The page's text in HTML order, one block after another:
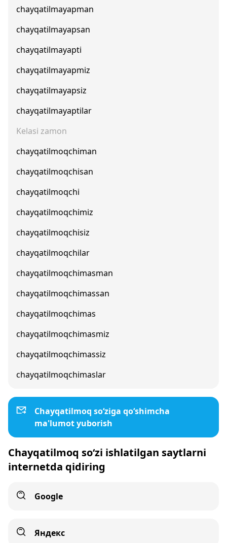
chayqatilmayapman
chayqatilmayapsan
chayqatilmayapti
chayqatilmayapmiz
chayqatilmayapsiz
chayqatilmayaptilar
Kelasi zamon
chayqatilmoqchiman
chayqatilmoqchisan
chayqatilmoqchi
chayqatilmoqchimiz
chayqatilmoqchisiz
chayqatilmoqchilar
chayqatilmoqchimasman
chayqatilmoqchimassan
chayqatilmoqchimas
chayqatilmoqchimasmiz
chayqatilmoqchimassiz
chayqatilmoqchimaslar
Chayqatilmoq so‘ziga qo‘shimcha
ma'lumot yuborish
Chayqatilmoq so‘zi ishlatilgan saytlarni
internetda qidiring
Google
Яндекс